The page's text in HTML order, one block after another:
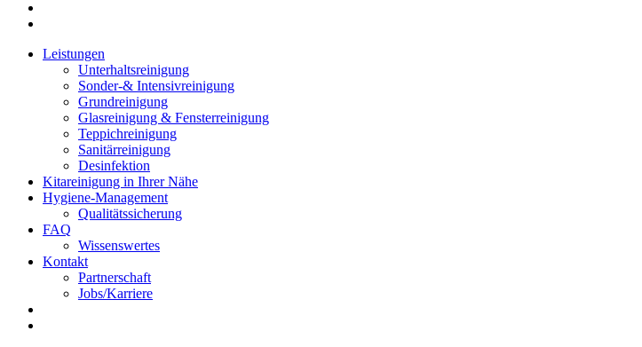
Leistungen
Unterhaltsreinigung
Sonder-& Intensivreinigung
Grundreinigung
Glasreinigung & Fensterreinigung
Teppichreinigung
Sanitärreinigung
Desinfektion
Kitareinigung in Ihrer Nähe
Hygiene-Management
Qualitätssicherung
FAQ
Wissenswertes
Kontakt
Partnerschaft
Jobs/Karriere